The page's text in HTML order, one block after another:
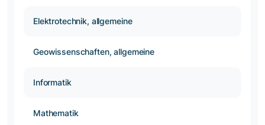
Elektrotechnik, allgemeine
Geowissenschaften, allgemeine
Informatik
Mathematik